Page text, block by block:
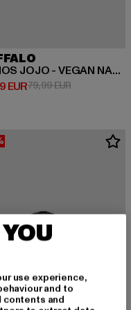
ZANOS JOJO - VEGAN NAPPA
EUR Preis: 56,79 EUR
79,99 EURAktionspreis:
use experience,
and to
contents and